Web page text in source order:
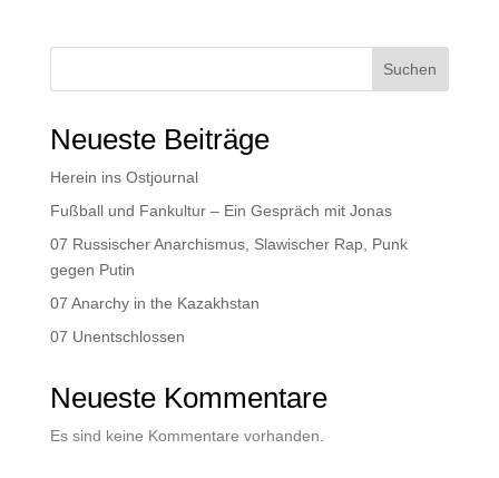
Suchen
Neueste Beiträge
Herein ins Ostjournal
Fußball und Fankultur – Ein Gespräch mit Jonas
07 Russischer Anarchismus, Slawischer Rap, Punk
gegen Putin
07 Anarchy in the Kazakhstan
07 Unentschlossen
Neueste Kommentare
Es sind keine Kommentare vorhanden.